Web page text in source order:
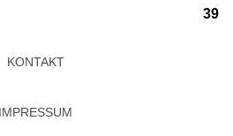
39
KONTAKT
IMPRESSUM